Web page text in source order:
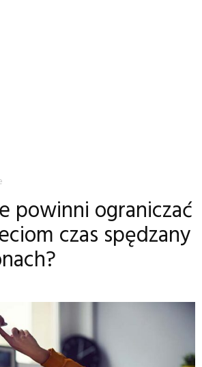
powinni ograniczać
czas spędzany